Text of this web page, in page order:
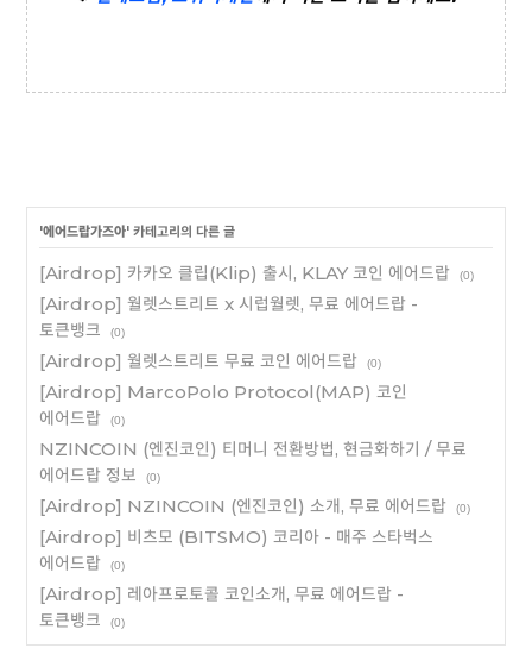
'에어드랍가즈아' 카테고리의 다른 글
[Airdrop] 카카오 클립(Klip) 출시, KLAY 코인 에어드랍 (0)
[Airdrop] 월렛스트리트 x 시럽월렛, 무료 에어드랍 -
토큰뱅크
(0)
[Airdrop] 월렛스트리트 무료 코인 에어드랍 (0)
[Airdrop] MarcoPolo Protocol(MAP) 코인
에어드랍
(0)
NZINCOIN (엔진코인) 티머니 전환방법, 현금화하기 / 무료
에어드랍 정보
(0)
[Airdrop] NZINCOIN (엔진코인) 소개, 무료 에어드랍 (0)
[Airdrop] 비츠모 (BITSMO) 코리아 - 매주 스타벅스
에어드랍
(0)
[Airdrop] 레아프로토콜 코인소개, 무료 에어드랍 -
토큰뱅크
(0)